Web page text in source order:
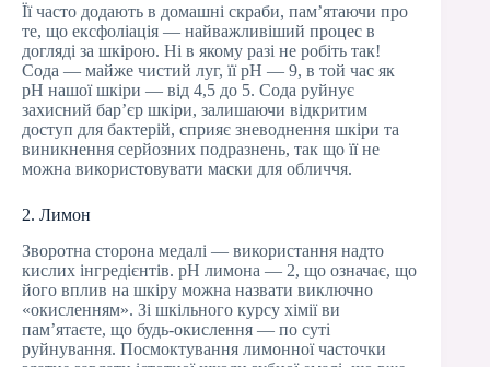
Її часто додають в домашні скраби, пам’ятаючи про
те, що ексфоліація — найважливіший процес в
догляді за шкірою. Ні в якому разі не робіть так!
Сода — майже чистий луг, її pH — 9, в той час як
pH нашої шкіри — від 4,5 до 5. Сода руйнує
захисний бар’єр шкіри, залишаючи відкритим
доступ для бактерій, сприяє зневоднення шкіри та
виникнення серйозних подразнень, так що її не
можна використовувати маски для обличчя.
2. Лимон
Зворотна сторона медалі — використання надто
кислих інгредієнтів. pH лимона — 2, що означає, що
його вплив на шкіру можна назвати виключно
«окисленням». Зі шкільного курсу хімії ви
пам’ятаєте, що будь-окислення — по суті
руйнування. Посмоктування лимонної часточки